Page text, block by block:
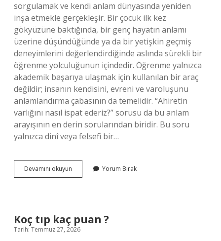
sorgulamak ve kendi anlam dünyasında yeniden
inşa etmekle gerçekleşir. Bir çocuk ilk kez
gökyüzüne baktığında, bir genç hayatın anlamı
üzerine düşündüğünde ya da bir yetişkin geçmiş
deneyimlerini değerlendirdiğinde aslında sürekli bir
öğrenme yolculuğunun içindedir. Öğrenme yalnızca
akademik başarıya ulaşmak için kullanılan bir araç
değildir; insanın kendisini, evreni ve varoluşunu
anlamlandırma çabasının da temelidir. “Ahiretin
varlığını nasıl ispat ederiz?” sorusu da bu anlam
arayışının en derin sorularından biridir. Bu soru
yalnızca dinî veya felsefi bir…
Devamını okuyun
varlığını
Yorum Bırak
Koç tıp kaç puan ?
Tarih: Temmuz 27, 2026